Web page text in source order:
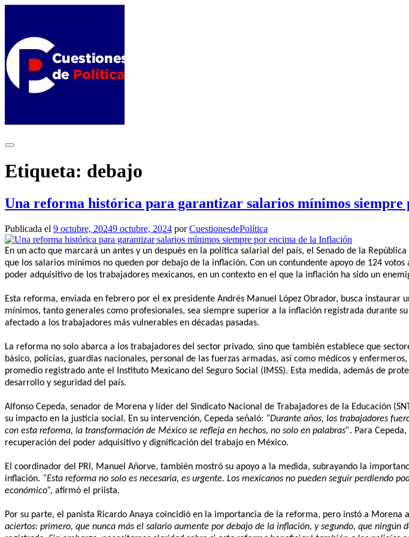
Etiqueta: debajo
Una reforma histórica para garantizar salarios mínimos siempre
Publicada el 9 octubre, 20249 octubre, 2024 porCuestionesdePolítica
En un acto que marcará un antes y un después en la política salarial del país, el Senado de la
que los salarios mínimos no queden por debajo de la inflación. Con un contundente apoyo de 124
poder adquisitivo de los trabajadores mexicanos, en un contexto en el que la inflación ha sido un
Esta reforma, enviada en febrero por el ex presidente Andrés Manuel López Obrador, busca instaurar
mínimos, tanto generales como profesionales, sea siempre superior a la inflación registrada durante
afectado a los trabajadores más vulnerables en décadas pasadas.
La reforma no solo abarca a los trabajadores del sector privado, sino que también establece que
básico, policías, guardias nacionales, personal de las fuerzas armadas, así como médicos y
promedio registrado ante el Instituto Mexicano del Seguro Social (IMSS). Esta medida, además de
desarrollo y seguridad del país.
Alfonso Cepeda, senador de Morena y líder del Sindicato Nacional de Trabajadores de la Educación
su impacto en la justicia social. En su intervención, Cepeda señaló: “Durante años, los trabajadores
con esta reforma, la transformación de México se refleja en hechos, no solo en palabras”. Para
recuperación del poder adquisitivo y dignificación del trabajo en México.
El coordinador del PRI, Manuel Añorve, también mostró su apoyo a la medida, subrayando la
inflación. “Esta reforma no solo es necesaria, es urgente. Los mexicanos no pueden seguir perdiendo
económico”, afirmó el priista.
Por su parte, el panista Ricardo Anaya coincidió en la importancia de la reforma, pero instó a Morena
aciertos: primero, que nunca más el salario aumente por debajo de la inflación, y segundo, que